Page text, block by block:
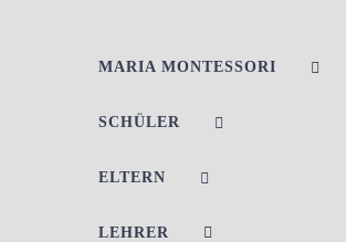
MARIA MONTESSORI
SCHÜLER
ELTERN
LEHRER